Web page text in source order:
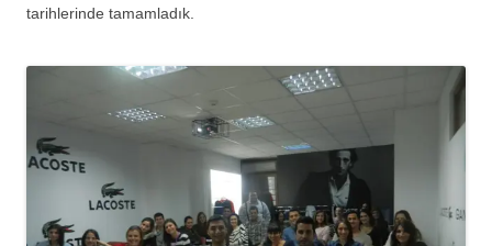
tarihlerinde tamamladık.